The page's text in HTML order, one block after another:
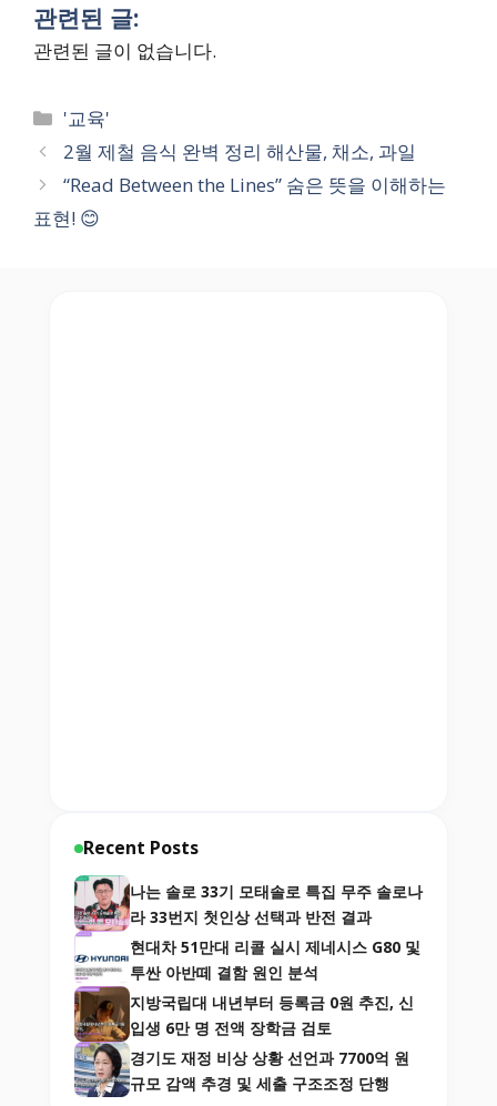
관련된 글:
관련된 글이 없습니다.
Categories
'교육'
2월 제철 음식 완벽 정리 해산물, 채소, 과일
“Read Between the Lines” 숨은 뜻을 이해하는
표현! 😊
Recent Posts
나는 솔로 33기 모태솔로 특집 무주 솔로나
라 33번지 첫인상 선택과 반전 결과
현대차 51만대 리콜 실시 제네시스 G80 및
투싼 아반떼 결함 원인 분석
지방국립대 내년부터 등록금 0원 추진, 신
입생 6만 명 전액 장학금 검토
경기도 재정 비상 상황 선언과 7700억 원
규모 감액 추경 및 세출 구조조정 단행